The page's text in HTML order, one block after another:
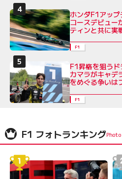
ホンダF1アッ
コースデビュー
ティンと共に実
F1
F1昇格を狙うド
カマラがキャデ
をめぐる争いは
F1
F1 フォトランキング